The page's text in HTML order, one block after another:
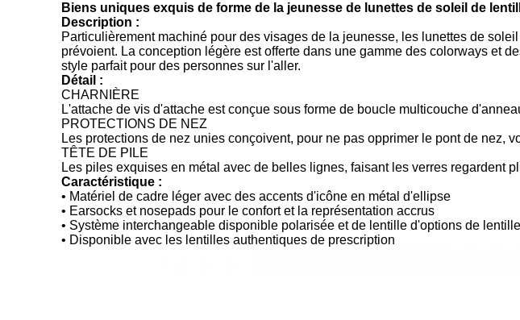
Biens uniques exquis de forme de la jeunesse de lunettes de soleil de
Description :
Particulièrement machiné pour des visages de la jeunesse, les lunettes de
prévoient. La conception légère est offerte dans une gamme des colorways et
style parfait pour des personnes sur l'aller.
Détail :
CHARNIÈRE
L'attache de vis d'attache est conçue sous forme de boucle multicouche
PROTECTIONS DE NEZ
Les protections de nez unies conçoivent, pour ne pas opprimer le pont de nez,
TÊTE DE PILE
Les piles exquises en métal avec de belles lignes, faisant les verres regardent
Caractéristique :
• Matériel de cadre léger avec des accents d'icône en métal d'ellipse
• Earsocks et nosepads pour le confort et la représentation accrus
• Système interchangeable disponible polarisée et de lentille d'options de lentille
• Disponible avec les lentilles authentiques de prescription